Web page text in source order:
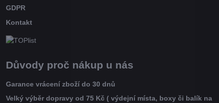
GDPR
Kontakt
Důvody proč nákup u nás
Garance vrácení zboží do 30 dnů
Velký výběr dopravy od 75 Kč ( výdejní místa, boxy či balík na